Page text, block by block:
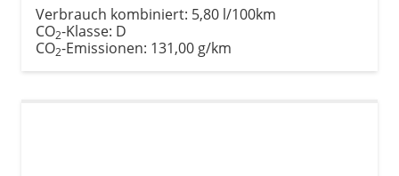
Verbrauch kombiniert: 5,80 l/100km
CO2-Klasse: D
CO2-Emissionen: 131,00 g/km